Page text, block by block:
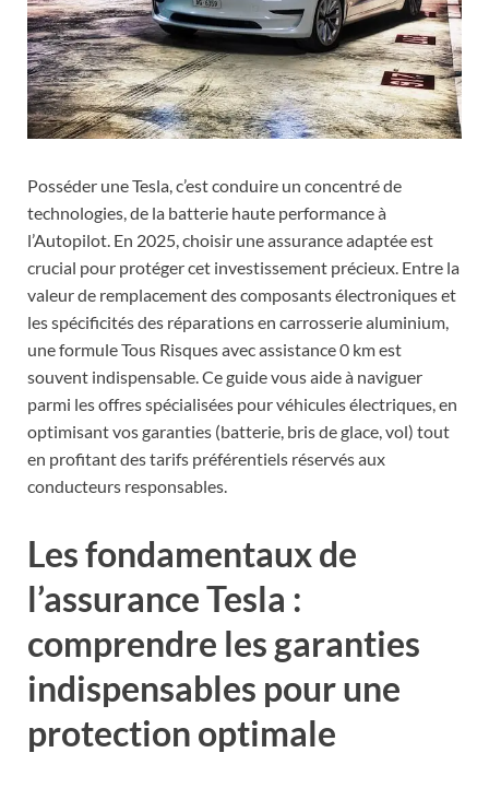
Posséder une Tesla, c’est conduire un concentré de
technologies, de la batterie haute performance à
l’Autopilot. En 2025, choisir une assurance adaptée est
crucial pour protéger cet investissement précieux. Entre la
valeur de remplacement des composants électroniques et
les spécificités des réparations en carrosserie aluminium,
une formule Tous Risques avec assistance 0 km est
souvent indispensable. Ce guide vous aide à naviguer
parmi les offres spécialisées pour véhicules électriques, en
optimisant vos garanties (batterie, bris de glace, vol) tout
en profitant des tarifs préférentiels réservés aux
conducteurs responsables.
Les fondamentaux de
l’assurance Tesla :
comprendre les garanties
indispensables pour une
protection optimale